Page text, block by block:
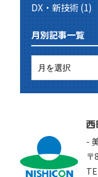
DX・新技術(1)
月別記事一覧
-